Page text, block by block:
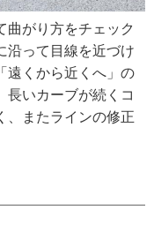
曲がり方をチェック
沿って目線を近づけ
遠くから近くへ」の
長いカーブが続くコ
、またラインの修正